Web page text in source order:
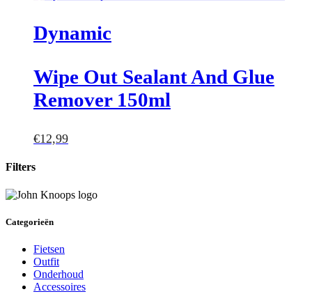
Dynamic
Wipe Out Sealant And Glue
Remover 150ml
€12,99
Filters
Categorieën
Fietsen
Outfit
Onderhoud
Accessoires